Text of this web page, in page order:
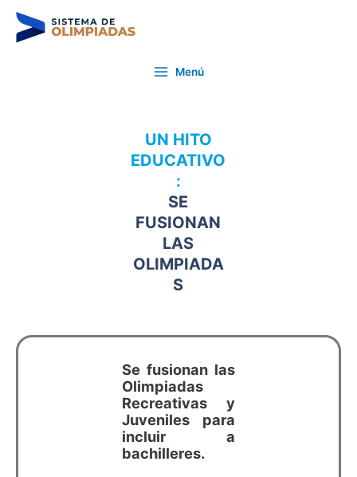
contenido
MainMenú
UN HITO
EDUCATIVO
:
SE
FUSIONAN
LAS
OLIMPIADA
S
Se fusionan las
Olimpiadas
Recreativas y
Juveniles para
incluir a
bachilleres.
navigation